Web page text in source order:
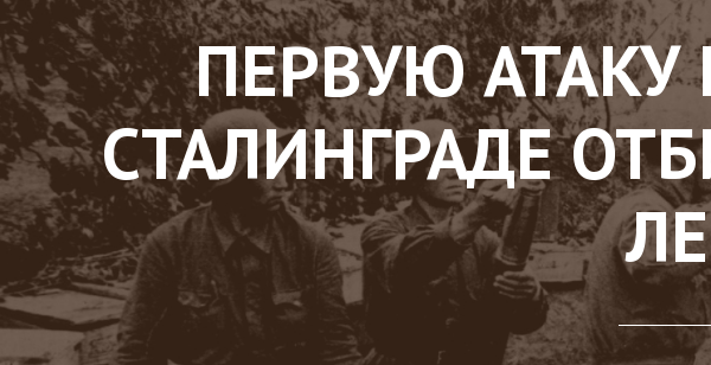
ПЕРВУЮ
СТАЛИНГРАДЕ